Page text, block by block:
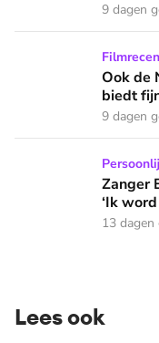
9 dagen
Ook de Netflixversie
Ook de
biedt
9 dagen
Zanger Elbert Smelt
Zanger
‘Ik
13 dagen
Lees ook